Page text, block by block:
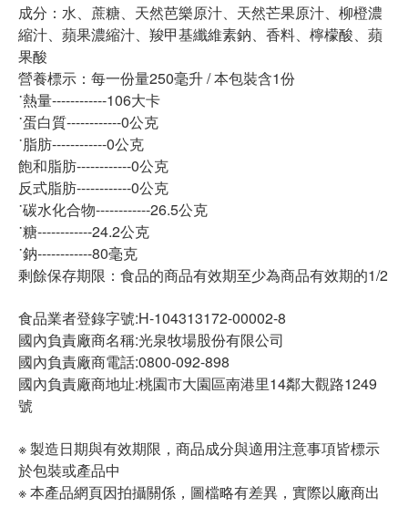
成分：水、蔗糖、天然芭樂原汁、天然芒果原汁、柳橙濃
縮汁、蘋果濃縮汁、羧甲基纖維素鈉、香料、檸檬酸、蘋
果酸
營養標示：每一份量250毫升 / 本包裝含1份
˙熱量------------106大卡
˙蛋白質------------0公克
˙脂肪------------0公克
飽和脂肪------------0公克
反式脂肪------------0公克
˙碳水化合物------------26.5公克
˙糖------------24.2公克
˙鈉------------80毫克
剩餘保存期限：食品的商品有效期至少為商品有效期的1/2
食品業者登錄字號:H-104313172-00002-8
國內負責廠商名稱:光泉牧場股份有限公司
國內負責廠商電話:0800-092-898
國內負責廠商地址:桃園市大園區南港里14鄰大觀路1249
號
※ 製造日期與有效期限，商品成分與適用注意事項皆標示
於包裝或產品中
※ 本產品網頁因拍攝關係，圖檔略有差異，實際以廠商出